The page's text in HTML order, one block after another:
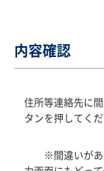
内容確認
住所等連絡先に
タンを押してくだ
※間違いがあっ